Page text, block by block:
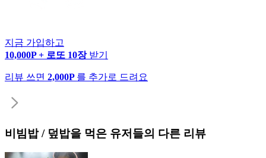
지금 가입하고
10,000P + 로또 10장 받기
리뷰 쓰면 2,000P 를 추가로 드려요
비빔밥 / 덮밥을 먹은 유저들의 다른 리뷰